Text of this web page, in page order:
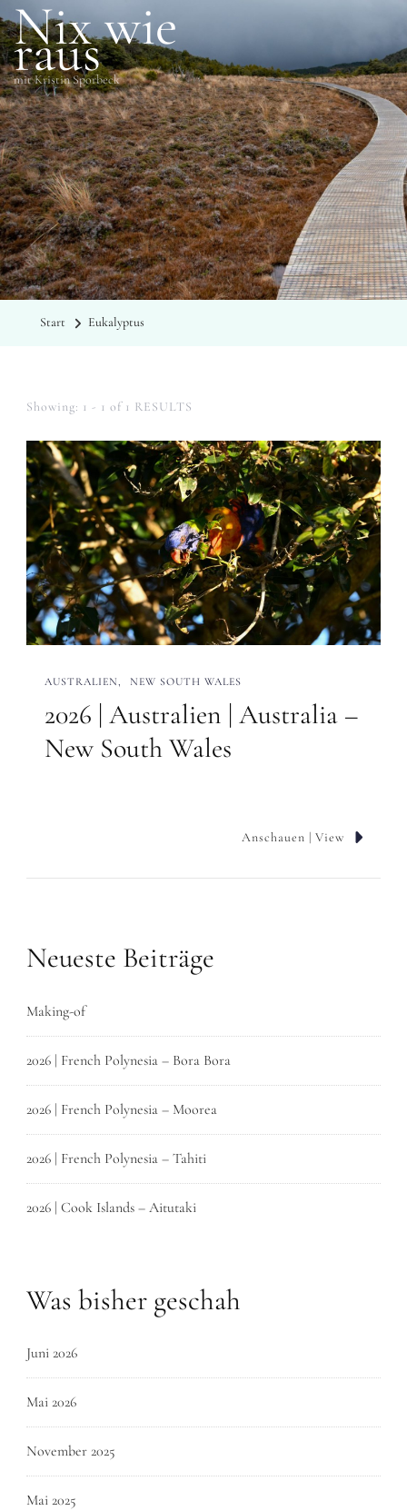
Nix wie
raus
mit Kristin Sporbeck
SCHLAGWÖRTER
Eukalyptus
Start Eukalyptus
Showing: 1 - 1 of 1 RESULTS
AUSTRALIEN NEW SOUTH WALES
2026 | Australien | Australia –
New South Wales
Anschauen | View
Neueste Beiträge
Making-of
2026 | French Polynesia – Bora Bora
2026 | French Polynesia – Moorea
2026 | French Polynesia – Tahiti
2026 | Cook Islands – Aitutaki
Was bisher geschah
Juni 2026
Mai 2026
November 2025
Mai 2025